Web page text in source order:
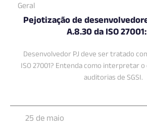
Geral
Pejotização de
A.8.30 da ISO
Desenvolvedor PJ deve ser tratado
ISO 27001? Entenda como interpretar
auditorias de SGSI.
25 de maio